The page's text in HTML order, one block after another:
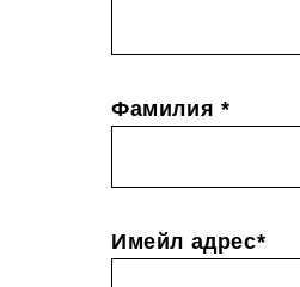
Фамилия *
Имейл адрес*